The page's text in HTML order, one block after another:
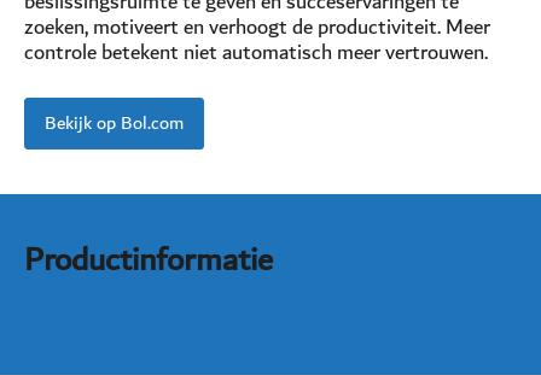
zoeken, motiveert en verhoogt de productiviteit. Meer
controle betekent niet automatisch meer vertrouwen.
Bekijk op Bol.com
Productinformatie